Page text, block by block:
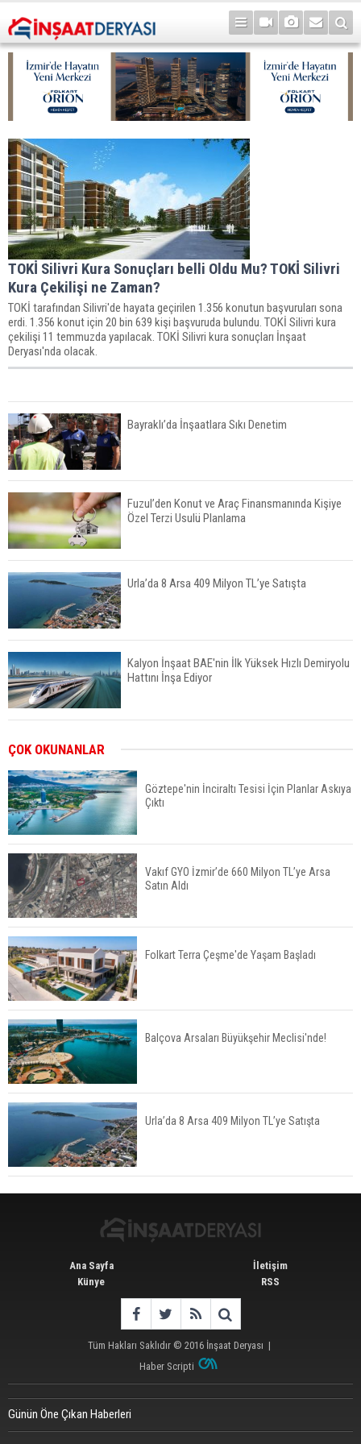
TOKİ Silivri Kura Sonuçları belli Oldu Mu? TOKİ Silivri
Kura Çekilişi ne Zaman?
TOKİ tarafından Silivri'de hayata geçirilen 1.356 konutun başvuruları sona
erdi. 1.356 konut için 20 bin 639 kişi başvuruda bulundu. TOKİ Silivri kura
çekilişi 11 temmuzda yapılacak. TOKİ Silivri kura sonuçları İnşaat
Deryası'nda olacak.
Bayraklı’da İnşaatlara Sıkı Denetim
Fuzul’den Konut ve Araç Finansmanında Kişiye
Özel Terzi Usulü Planlama
Urla’da 8 Arsa 409 Milyon TL’ye Satışta
Kalyon İnşaat BAE'nin İlk Yüksek Hızlı Demiryolu
Hattını İnşa Ediyor
TOKİ 51 İlde 540 Konut ve İş Yerini Satışa
Sunuyor
Yatırımcıların Bina Tercihi Değişiyor: Dijital Altyapı
Öne Çıkıyor
TOKİ'nin Kiralık Sosyal Konut Modeli Kiraları
Düşürür Mü?
İkinci El Konut Fiyatları İspanya'da Bir Yılda
Konut Satışları Güçlü Seyrini Korudu Yabancıya
Satış Geriledi
ÇOK OKUNANLAR
Göztepe'nin İnciraltı Tesisi İçin Planlar Askıya
Çıktı
Vakıf GYO İzmir’de 660 Milyon TL’ye Arsa
Satın Aldı
Folkart Terra Çeşme'de Yaşam Başladı
Balçova Arsaları Büyükşehir Meclisi'nde!
Urla’da 8 Arsa 409 Milyon TL’ye Satışta
Ana Sayfa
Künye
İletişim
RSS
Tüm Hakları Saklıdır © 2016 İnşaat Deryası |
Haber Scripti
Günün Öne Çıkan Haberleri